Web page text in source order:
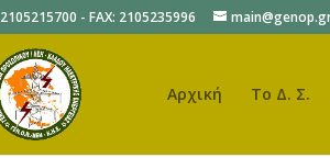
2105215700 - FAX: 2105235996
Αρχική Το Δ. Σ.